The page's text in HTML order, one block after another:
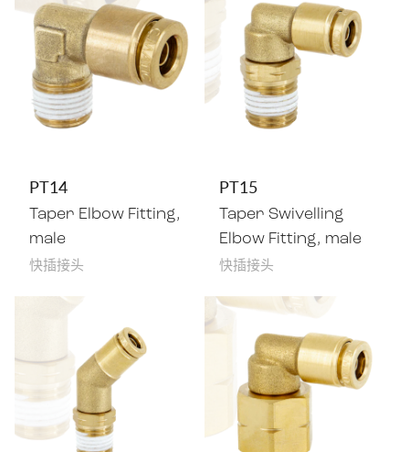
PT14
Taper Elbow Fitting,
male
快插接头
PT15
Taper Swivelling
Elbow Fitting, male
快插接头